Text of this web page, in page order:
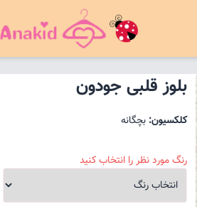
بلوز قلبی جودون
کلکسیون: بچگانه
رنگ مورد نظر را انتخاب کنید